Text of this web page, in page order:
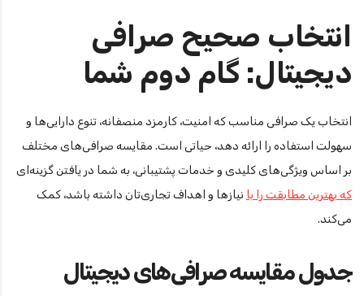
انتخاب صحیح صرافی
دیجیتال: گام دوم شما
انتخاب یک صرافی مناسب که امنیت، کارمزد منصفانه، تنوع دارایی‌ها و
سهولت استفاده را ارائه دهد، حیاتی است. مقایسه صرافی‌های مختلف
بر اساس ویژگی‌های کلیدی و خدمات پشتیبانی، به شما در یافتن گزینه‌ای
که بهترین مطابقت را با نیازها و اهداف تجاری‌تان داشته باشد، کمک
می‌کند.
جدول مقایسه صرافی‌های دیجیتال